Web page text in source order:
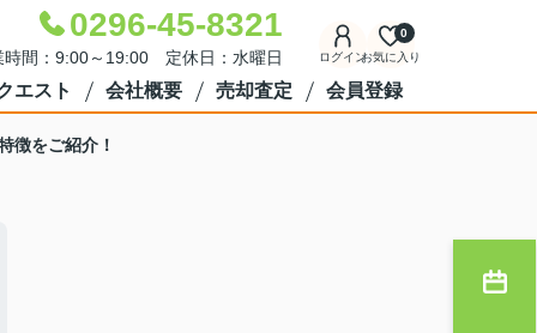
0296-45-8321
時間：9:00～19:00 定休日：水曜日 ログインお気に入り
0
エスト 会社概要 売却査定 会員登録
徴をご紹介！